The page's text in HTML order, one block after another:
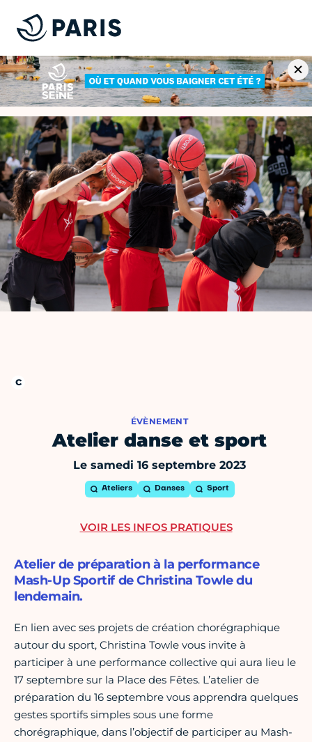
ÉVÈNEMENT
Atelier danse et sport
Le samedi 16 septembre 2023
Ateliers Danses Sport
Atelier de préparation à la performance
Mash-Up Sportif de Christina Towle du
lendemain.
En lien avec ses projets de création chorégraphique
autour du sport, Christina Towle vous invite à
participer à une performance collective qui aura lieu le
17 septembre sur la Place des Fêtes. L’atelier de
préparation du 16 septembre vous apprendra quelques
gestes sportifs simples sous une forme
chorégraphique, dans l’objectif de participer au Mash-
VOIR LES INFOS PRATIQUES